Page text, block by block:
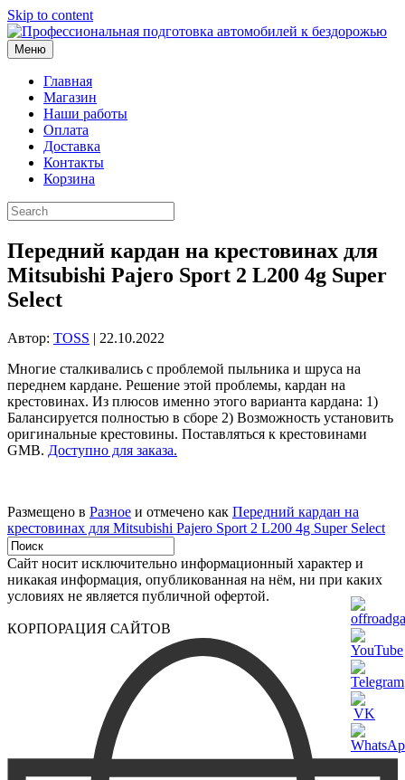
Skip to content
Меню
Главная
Магазин
Наши работы
Оплата
Доставка
Контакты
Корзина
Передний кардан на крестовинах для
Mitsubishi Pajero Sport 2 L200 4g Super
Select
Автор: TOSS | 22.10.2022
Многие сталкивались с проблемой пыльника и шруса на
переднем кардане. Решение этой проблемы, кардан на
крестовинах. Из плюсов именно этого варианта кардана: 1)
Балансируется полностью в сборе 2) Возможность установить
оригинальные крестовины. Поставляться к крестовинами
GMB. Доступно для заказа.
Размещено в Разное и отмечено как Передний кардан на
крестовинах для Mitsubishi Pajero Sport 2 L200 4g Super Select
Сайт носит исключительно информационный характер и
никакая информация, опубликованная на нём, ни при каких
условиях не является публичной офертой.
КОРПОРАЦИЯ САЙТОВ